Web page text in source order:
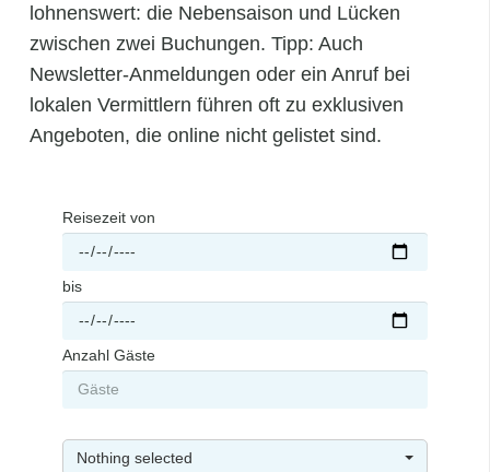
lohnenswert: die Nebensaison und Lücken
zwischen zwei Buchungen. Tipp: Auch
Newsletter-Anmeldungen oder ein Anruf bei
lokalen Vermittlern führen oft zu exklusiven
Angeboten, die online nicht gelistet sind.
Reisezeit von
bis
Anzahl Gäste
Nothing selected